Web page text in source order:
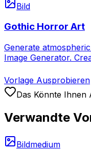
Bild
Gothic Horror Art
Generate
Image Generator.
Vorlage Ausprobieren
Das Könnte Ihnen
Verwandte
Bildmedium